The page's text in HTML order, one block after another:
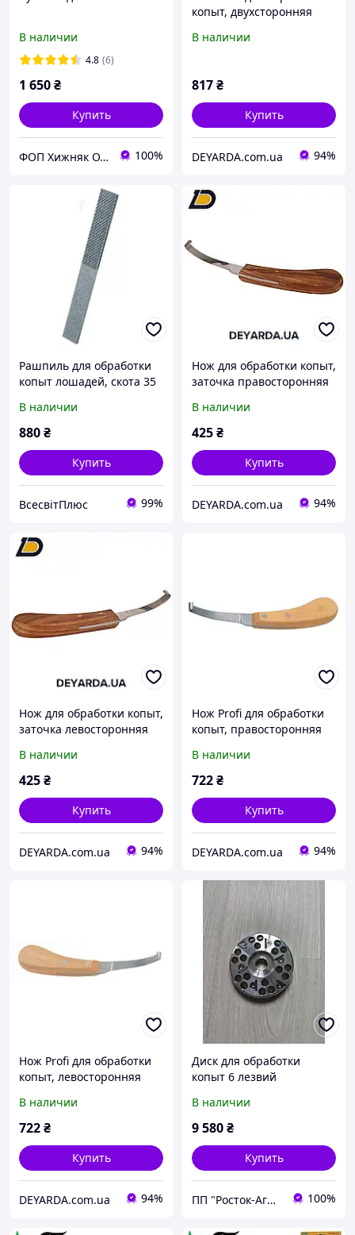
В наличии
4.8 (6)
1 650₴
Купить
ФОП Хижняк О.О. 100%
копыт, двухсторонняя
В наличии
817₴
Купить
DEYARDA.com.ua 94%
Рашпиль для обработки
копыт лошадей, скота 35
В наличии
880₴
Купить
ВсесвітПлюс 99%
Нож для обработки копыт,
заточка правосторонняя
В наличии
425₴
Купить
DEYARDA.com.ua 94%
Нож для обработки копыт,
заточка левосторонняя
В наличии
425₴
Купить
DEYARDA.com.ua 94%
Нож Profi для обработки
копыт, правосторонняя
В наличии
722₴
Купить
DEYARDA.com.ua 94%
Нож Profi для обработки
копыт, левосторонняя
В наличии
722₴
Купить
DEYARDA.com.ua 94%
Диск для обработки
копыт 6 лезвий
В наличии
9 580₴
Купить
ПП "Росток-Агро.Х" 100%